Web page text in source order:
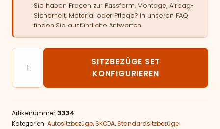
Sie haben Fragen zur Passform, Montage, Airbag-
Sicherheit, Material oder Pflege? In unseren FAQ
finden Sie ausführliche Antworten.
Autositzbezüge passend für SKODA Kamiq Menge
SITZBEZÜGE SET
KONFIGURIEREN
Artikelnummer: 3334
Kategorien: Autositzbezüge,SKODA,Standardsitzbezüge